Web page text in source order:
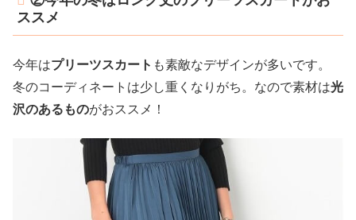
ススメ
今年はプリーツスカート も素敵なデザインが多いです。
冬のコーディネートは少し重くなりがち。なので素材は光
沢のあるものがおススメ！